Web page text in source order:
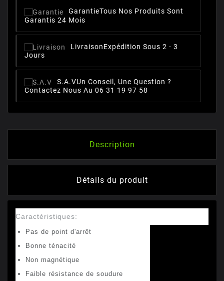
GarantieTous Nos Produits Sont
Garantis 24 Mois
LivraisonExpédition Sous 2 - 3
Jours
S.A.VUn Conseil, Une Question ?
Contactez Nous Au 06 31 19 97 58
Description
Détails du produit
Caractéristiques:
Pas de point d'arrêt
Bonne ténacité
Non magnétique
Faible résistance de soudure